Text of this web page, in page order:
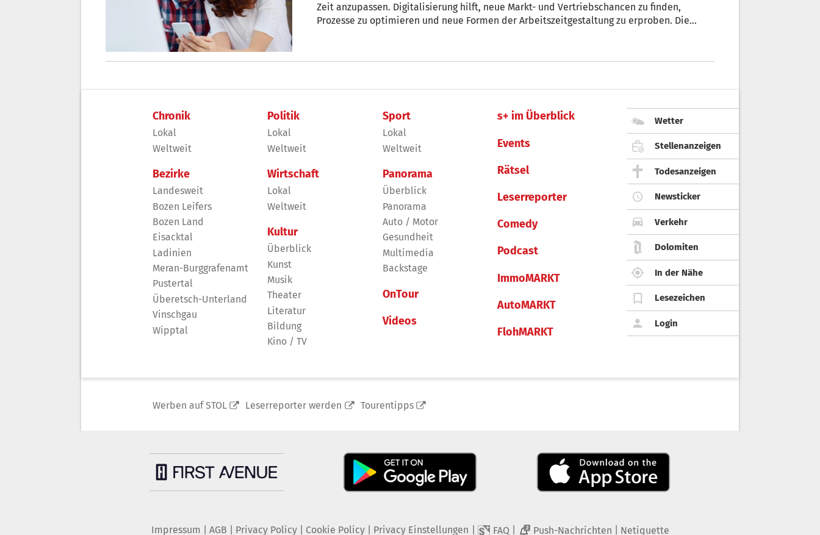
Zeit anzupassen. Digitalisierung hilft, neue Markt- und Vertriebschancen zu finden,
Prozesse zu optimieren und neue Formen der Arbeitszeitgestaltung zu erproben. Die
Herausforderungen optimal zu meistern.
Chronik
Lokal
Weltweit
Bezirke
Landesweit
Bozen Leifers
Bozen Land
Eisacktal
Ladinien
Meran-Burggrafenamt
Pustertal
Überetsch-Unterland
Vinschgau
Wipptal
Politik
Lokal
Weltweit
Wirtschaft
Lokal
Weltweit
Kultur
Überblick
Kunst
Musik
Theater
Literatur
Bildung
Kino / TV
Sport
Lokal
Weltweit
Panorama
Überblick
Panorama
Auto / Motor
Gesundheit
Multimedia
Backstage
OnTour
Videos
s+ im Überblick
Events
Rätsel
Leserreporter
Comedy
Podcast
ImmoMARKT
AutoMARKT
FlohMARKT
Wetter
Stellenanzeigen
Todesanzeigen
Newsticker
Verkehr
Dolomiten
In der Nähe
Lesezeichen
Login
Werben auf STOL Leserreporter werden Tourentipps
Impressum AGB Privacy Policy| Cookie Policy| Privacy Einstellungen FAQ 2 Push-Nachrichten Netiquette